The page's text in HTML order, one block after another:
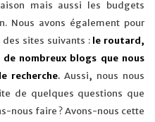
mais aussi les budgets
Nous avons également pour
sites suivants : le routard,
nombreux blogs que nous
recherche. Aussi, nous nous
de quelques questions que
nous faire ? Avons-nous cette